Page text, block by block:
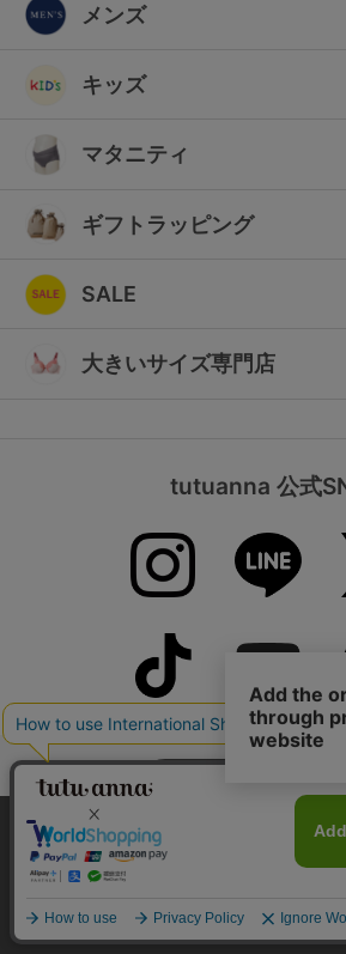
メンズ
キッズ
マタニティ
ギフトラッピング
SALE
大きいサイズ専門店
tutuanna 公式
お問い合わせ
本サイトでは、より快適にご利用いただけ
ています。詳細については
プライバシポリ
い。